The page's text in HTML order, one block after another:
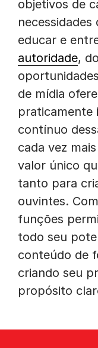
objetivos de
necessidades
educar e
autoridade,
de mídia
praticamente
contínuo
cada vez
valor único
tanto para
ouvintes.
funções
todo seu
conteúdo de
criando seu
propósito